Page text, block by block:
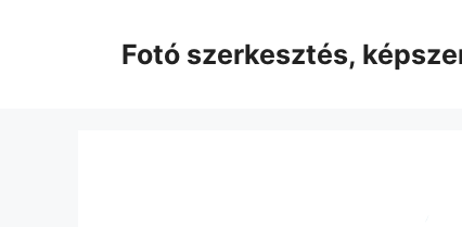
Fotó szerkesztés,